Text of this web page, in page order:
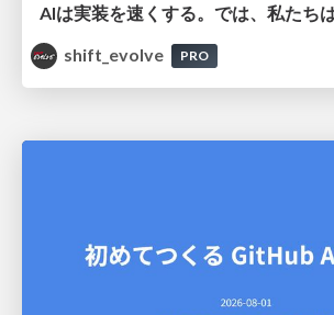
shift_evolve
PRO